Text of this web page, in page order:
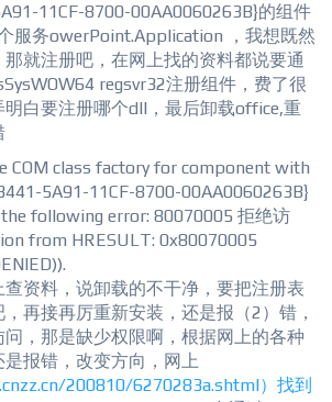
11CF-8700-00AA0060263B}的组件
服务owerPoint.Application ，我想既然
就注册吧，在网上找的资料都说要通
regsvr32注册组件，费了很
明白要注册哪个dll，最后卸载office,重
COM class factory for component with
5A91-11CF-8700-00AA0060263B}
following error: 80070005 拒绝访
from HRESULT: 0x80070005
资料，说卸载的不干净，要把注册表
再接再厉重新安装，还是报（2）错，
，那是缺少权限啊，根据网上的各种
是报错，改变方向，网上
200810/6270283a.shtml）找到